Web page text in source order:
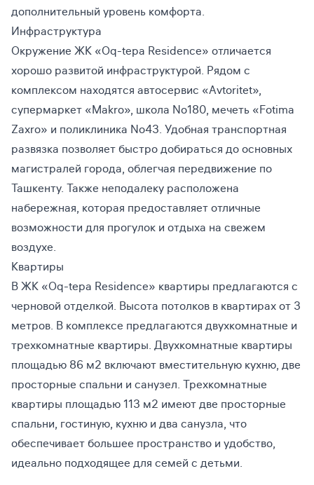
дополнительный уровень комфорта.
Инфраструктура
Окружение ЖК «Oq-tepa Residence» отличается
хорошо развитой инфраструктурой. Рядом с
комплексом находятся автосервис «Avtoritet»,
супермаркет «Makro», школа No180, мечеть «Fotima
Zaxro» и поликлиника No43. Удобная транспортная
развязка позволяет быстро добираться до основных
магистралей города, облегчая передвижение по
Ташкенту. Также неподалеку расположена
набережная, которая предоставляет отличные
возможности для прогулок и отдыха на свежем
воздухе.
Квартиры
В ЖК «Oq-tepa Residence» квартиры предлагаются с
черновой отделкой. Высота потолков в квартирах от 3
метров. В комплексе предлагаются двухкомнатные и
трехкомнатные квартиры. Двухкомнатные квартиры
площадью 86 м2 включают вместительную кухню, две
просторные спальни и санузел. Трехкомнатные
квартиры площадью 113 м2 имеют две просторные
спальни, гостиную, кухню и два санузла, что
обеспечивает большее пространство и удобство,
идеально подходящее для семей с детьми.